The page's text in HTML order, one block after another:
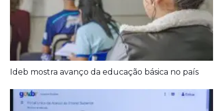
Ideb mostra avanço da educação básica no país